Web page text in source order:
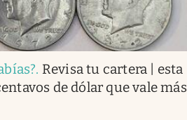
. Revisa tu cartera | esta
de dólar que vale más